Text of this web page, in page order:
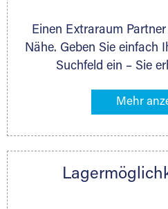
Einen Extraraum
Nähe. Geben Sie einfach
Suchfeld ein – Sie
Lagermöglichkeiten in
direkt online mieten.
nächstgelegenen Partner